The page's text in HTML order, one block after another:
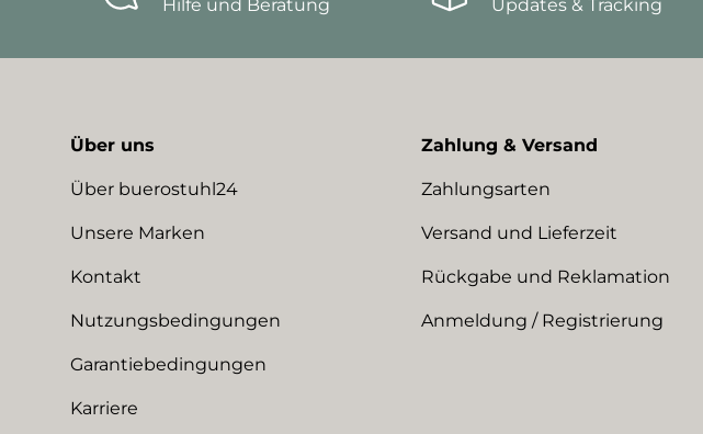
Hilfe und Beratung
Updates & Tracking
Über uns
Über buerostuhl24
Unsere Marken
Kontakt
Nutzungsbedingungen
Garantiebedingungen
Karriere
Zahlung & Versand
Zahlungsarten
Versand und Lieferzeit
Rückgabe und Reklamation
Anmeldung / Registrierung